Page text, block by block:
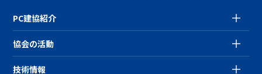
PC建協紹介
協会の活動
技術情報